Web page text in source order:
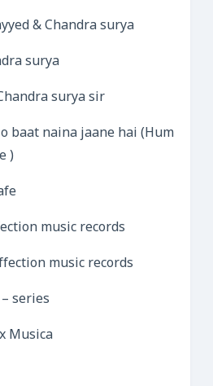
& Chandra surya
surya
surya sir
baat naina jaane hai (Hum
)
music records
music records
series
Musica